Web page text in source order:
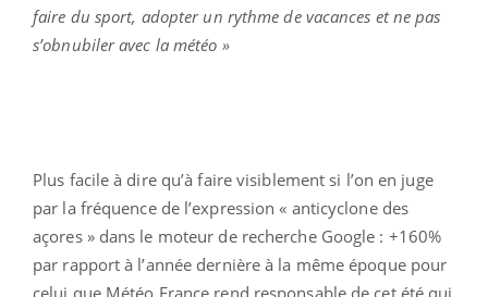
faire du sport, adopter un rythme de vacances et ne pas
s’obnubiler avec la météo »
Plus facile à dire qu’à faire visiblement si l’on en juge
par la fréquence de l’expression « anticyclone des
açores » dans le moteur de recherche Google : +160%
par rapport à l’année dernière à la même époque pour
celui que Météo France rend responsable de cet été qui